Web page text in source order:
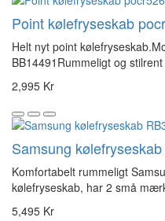
Point kølefryseskab
Helt nyt point
BB14491Rummeligt og
2,995 Kr
Samsung
Komfortabelt rummeligt
kølefryseskab, har 2 små
5,495 Kr